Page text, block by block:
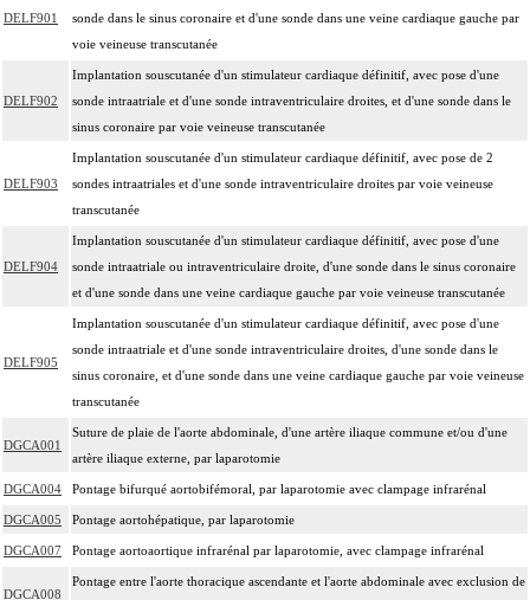
DELF901
sonde dans le sinus coronaire et d'une sonde dans une veine cardiaque gauche par
voie veineuse transcutanée
DELF902
Implantation souscutanée d'un stimulateur cardiaque définitif, avec pose d'une
sonde intraatriale et d'une sonde intraventriculaire droites, et d'une sonde dans le
sinus coronaire par voie veineuse transcutanée
DELF903
Implantation souscutanée d'un stimulateur cardiaque définitif, avec pose de 2
sondes intraatriales et d'une sonde intraventriculaire droites par voie veineuse
transcutanée
DELF904
Implantation souscutanée d'un stimulateur cardiaque définitif, avec pose d'une
sonde intraatriale ou intraventriculaire droite, d'une sonde dans le sinus coronaire
et d'une sonde dans une veine cardiaque gauche par voie veineuse transcutanée
DELF905
Implantation souscutanée d'un stimulateur cardiaque définitif, avec pose d'une
sonde intraatriale et d'une sonde intraventriculaire droites, d'une sonde dans le
sinus coronaire, et d'une sonde dans une veine cardiaque gauche par voie veineuse
transcutanée
DGCA001
Suture de plaie de l'aorte abdominale, d'une artère iliaque commune et/ou d'une
artère iliaque externe, par laparotomie
DGCA004 Pontage bifurqué aortobifémoral, par laparotomie avec clampage infrarénal
DGCA005 Pontage aortohépatique, par laparotomie
DGCA007 Pontage aortoaortique infrarénal par laparotomie, avec clampage infrarénal
DGCA008
Pontage entre l'aorte thoracique ascendante et l'aorte abdominale avec exclusion de